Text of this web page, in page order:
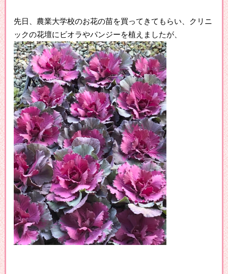
先日、農業大学校のお花の苗を買ってきてもらい、クリニ
ックの花壇にビオラやパンジーを植えましたが、